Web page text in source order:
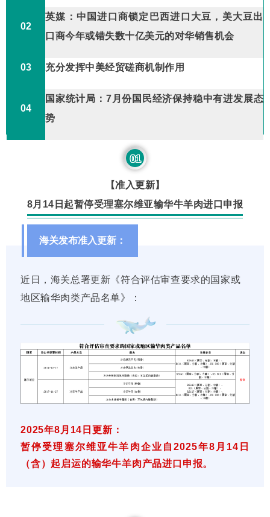
02
英媒：中国进口商锁定巴西进口大豆，美大豆出
口商今年或错失数十亿美元的对华销售机会
03 充分发挥中美经贸磋商机制作用
04
国家统计局：7月份国民经济保持稳中有进发展态
势
01
【准入更新】
8月14日起暂停受理塞尔维亚输华牛羊肉进口申报
海关发布准入更新：
近日，海关总署更新《符合评估审查要求的国家或
地区输华肉类产品名单》：
2025年8月14日更新：
暂停受理塞尔维亚牛羊肉企业自2025年8月14日
（含）起启运的输华牛羊肉产品进口申报。